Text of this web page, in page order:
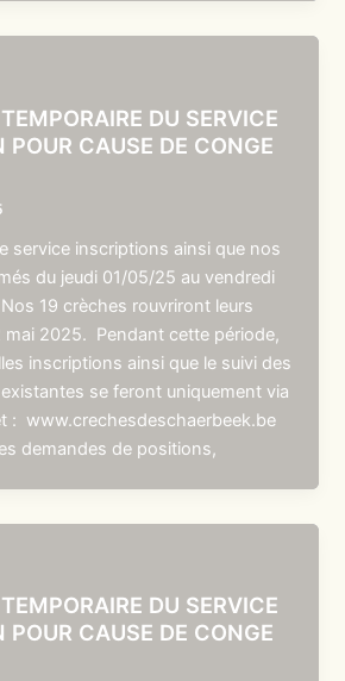
DU SERVICE
POUR CAUSE DE CONGE
service inscriptions ainsi que nos
du jeudi 01/05/25 au vendredi
19 crèches rouvriront leurs
mai 2025. Pendant cette période,
inscriptions ainsi que le suivi des
se feront uniquement via
: www.crechesdeschaerbeek.be
demandes de positions,
DU SERVICE
POUR CAUSE DE CONGE